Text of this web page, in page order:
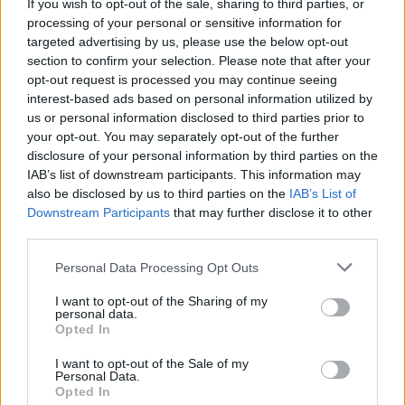
If you wish to opt-out of the sale, sharing to third parties, or
processing of your personal or sensitive information for
targeted advertising by us, please use the below opt-out
section to confirm your selection. Please note that after your
opt-out request is processed you may continue seeing
interest-based ads based on personal information utilized by
us or personal information disclosed to third parties prior to
your opt-out. You may separately opt-out of the further
disclosure of your personal information by third parties on the
IAB’s list of downstream participants. This information may
also be disclosed by us to third parties on the IAB’s List of
Downstream Participants that may further disclose it to other
Personal Data Processing Opt Outs
I want to opt-out of the Sharing of my
personal data.
Opted In
I want to opt-out of the Sale of my
Personal Data.
Opted In
Kise Leff vineri, 31 mai 2024 La 11.22
POATE AJUTA CU LEGISLATIA EXCELENTA SA vicol
Răspundeți
valll sâmbătă, 1 iunie 2024 La 7.06
Da, si Laura Vicol e perfect plasata, incat
democratia de tip mafiot sa functioneze cum isi
doresc.
Răspundeți
Dan Plesoianu
inteligent, si ca ati ocupat o pozitie la virf in Statul
roman. As recomanda, ca fost si probabil viitor om